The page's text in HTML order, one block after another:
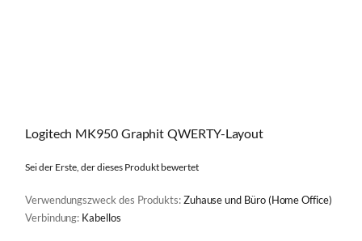
Logitech MK950 Graphit QWERTY-Layout
Sei der Erste, der dieses Produkt bewertet
Verwendungszweck des Produkts:Zuhause und Büro (Home Office)
Verbindung: Kabellos